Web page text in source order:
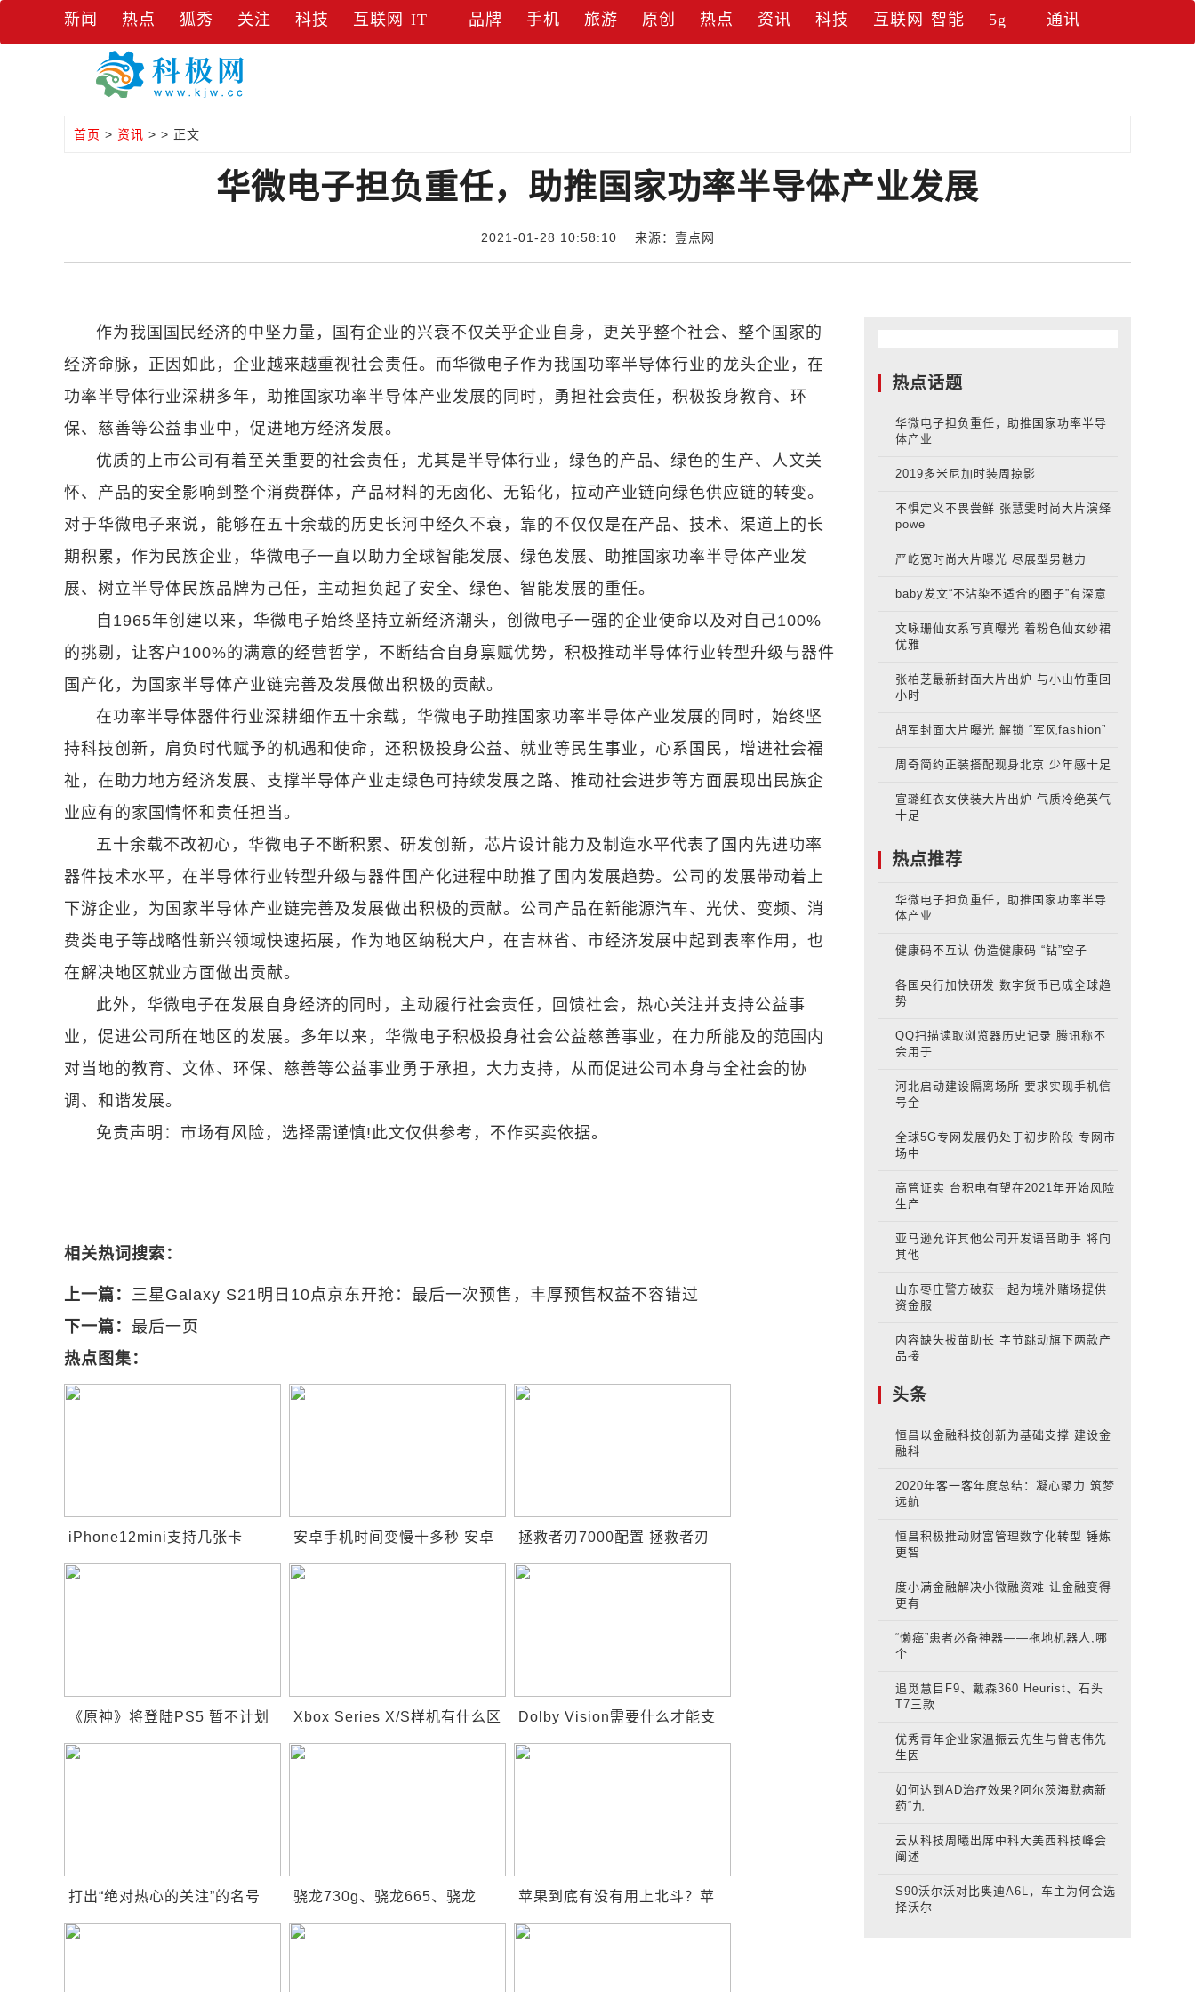
新闻 热点 狐秀 关注 科技 互联网 IT 品牌 手机 旅游 原创 热点 资讯 科技 互联网 智能 5g 通讯
首页 > 资讯 > > 正文
华微电子担负重任，助推国家功率半导体产业发展
2021-01-28 10:58:10 来源：壹点网
作为我国国民经济的中坚力量，国有企业的兴衰不仅关乎企业自身，更关乎整个社会、整个国家的
经济命脉，正因如此，企业越来越重视社会责任。而华微电子作为我国功率半导体行业的龙头企业，在
功率半导体行业深耕多年，助推国家功率半导体产业发展的同时，勇担社会责任，积极投身教育、环
保、慈善等公益事业中，促进地方经济发展。
优质的上市公司有着至关重要的社会责任，尤其是半导体行业，绿色的产品、绿色的生产、人文关
怀、产品的安全影响到整个消费群体，产品材料的无卤化、无铅化，拉动产业链向绿色供应链的转变。
对于华微电子来说，能够在五十余载的历史长河中经久不衰，靠的不仅仅是在产品、技术、渠道上的长
期积累，作为民族企业，华微电子一直以助力全球智能发展、绿色发展、助推国家功率半导体产业发
展、树立半导体民族品牌为己任，主动担负起了安全、绿色、智能发展的重任。
自1965年创建以来，华微电子始终坚持立新经济潮头，创微电子一强的企业使命以及对自己100%
的挑剔，让客户100%的满意的经营哲学，不断结合自身禀赋优势，积极推动半导体行业转型升级与器件
国产化，为国家半导体产业链完善及发展做出积极的贡献。
在功率半导体器件行业深耕细作五十余载，华微电子助推国家功率半导体产业发展的同时，始终坚
持科技创新，肩负时代赋予的机遇和使命，还积极投身公益、就业等民生事业，心系国民，增进社会福
祉，在助力地方经济发展、支撑半导体产业走绿色可持续发展之路、推动社会进步等方面展现出民族企
业应有的家国情怀和责任担当。
五十余载不改初心，华微电子不断积累、研发创新，芯片设计能力及制造水平代表了国内先进功率
器件技术水平，在半导体行业转型升级与器件国产化进程中助推了国内发展趋势。公司的发展带动着上
下游企业，为国家半导体产业链完善及发展做出积极的贡献。公司产品在新能源汽车、光伏、变频、消
费类电子等战略性新兴领域快速拓展，作为地区纳税大户，在吉林省、市经济发展中起到表率作用，也
在解决地区就业方面做出贡献。
此外，华微电子在发展自身经济的同时，主动履行社会责任，回馈社会，热心关注并支持公益事
业，促进公司所在地区的发展。多年以来，华微电子积极投身社会公益慈善事业，在力所能及的范围内
对当地的教育、文体、环保、慈善等公益事业勇于承担，大力支持，从而促进公司本身与全社会的协
调、和谐发展。
免责声明：市场有风险，选择需谨慎!此文仅供参考，不作买卖依据。
相关热词搜索：
上一篇： 三星Galaxy S21明日10点京东开抢：最后一次预售，丰厚预售权益不容错过
下一篇： 最后一页
热点图集：
iPhone12mini支持几张卡
iPhone12mini是双卡双待吗
安卓手机时间变慢十多秒 安卓
手机慢了怎样能够变快
拯救者刃7000配置 拯救者刃
7000p怎么样
《原神》将登陆PS5 暂不计划
登陆 Xbox
Xbox Series X/S样机有什么区
别？都一样吗？
Dolby Vision需要什么才能支
持？
打出“绝对热心的关注”的名号
pepper机器人究竟怎么样？
骁龙730g、骁龙665、骁龙
730新U的跑分成绩对比 谁的
苹果到底有没有用上北斗？苹
果用的是什么系统？
热点话题
华微电子担负重任，助推国家功率半导
体产业
2019多米尼加时装周掠影
不惧定义不畏尝鲜 张慧雯时尚大片演绎
powe
严屹宽时尚大片曝光 尽展型男魅力
baby发文“不沾染不适合的圈子”有深意
文咏珊仙女系写真曝光 着粉色仙女纱裙
优雅
张柏芝最新封面大片出炉 与小山竹重回
小时
胡军封面大片曝光 解锁 “军风fashion”
周奇简约正装搭配现身北京 少年感十足
宣璐红衣女侠装大片出炉 气质冷绝英气
十足
热点推荐
华微电子担负重任，助推国家功率半导
体产业
健康码不互认 伪造健康码 “钻”空子
各国央行加快研发 数字货币已成全球趋
势
QQ扫描读取浏览器历史记录 腾讯称不
会用于
河北启动建设隔离场所 要求实现手机信
号全
全球5G专网发展仍处于初步阶段 专网市
场中
高管证实 台积电有望在2021年开始风险
生产
亚马逊允许其他公司开发语音助手 将向
其他
山东枣庄警方破获一起为境外赌场提供
资金服
内容缺失拔苗助长 字节跳动旗下两款产
品接
头条
恒昌以金融科技创新为基础支撑 建设金
融科
2020年客一客年度总结：凝心聚力 筑梦
远航
恒昌积极推动财富管理数字化转型 锤炼
更智
度小满金融解决小微融资难 让金融变得
更有
“懒癌”患者必备神器——拖地机器人,哪
个
追觅慧目F9、戴森360 Heurist、石头
T7三款
优秀青年企业家温振云先生与曾志伟先
生因
如何达到AD治疗效果?阿尔茨海默病新
药“九
云从科技周曦出席中科大美西科技峰会
阐述
S90沃尔沃对比奥迪A6L，车主为何会选
择沃尔